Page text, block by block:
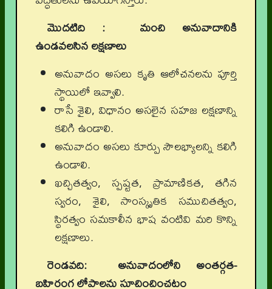
మొదటిది : మంచి అనువాదానికి
ఉండవలసిన లక్షణాలు
అనువాదం అసలు కృతి ఆలోచనలను పూర్తి
స్థాయిలో ఇవ్వాలి.
రాసే శైలి, విధానం అసలైన సహజ లక్షణాన్ని
కలిగి ఉండాలి.
అనువాదం అసలు కూర్పు సౌలభ్యాలన్ని కలిగి
ఉండాలి.
ఖచ్చితత్వం, స్పష్టత, ప్రామాణికత, తగిన
స్వరం, శైలి, సాంస్కృతిక సముచితత్వం,
స్థిరత్వం సమకాలీన భాష వంటివి మరి కొన్ని
లక్షణాలు.
రెండవది: అనువాదంలోని అంతర్గత-
బహిరంగ లోపాలను సూచించించటం